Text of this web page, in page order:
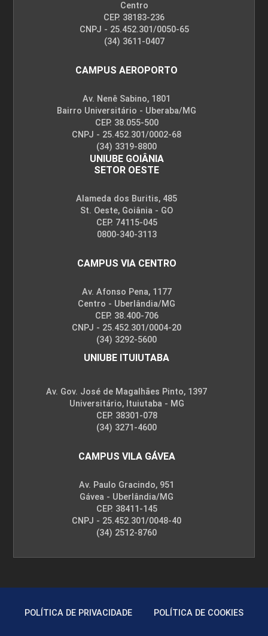
Centro
CEP. 38183-236
CNPJ - 25.452.301/0050-65
(34) 3611-0407
CAMPUS AEROPORTO
Av. Nenê Sabino, 1801
Bairro Universitário - Uberaba/MG
CEP. 38.055-500
CNPJ - 25.452.301/0002-68
(34) 3319-8800
UNIUBE GOIÂNIA
SETOR OESTE
Alameda dos Buritis, 485
St. Oeste, Goiânia - GO
CEP. 74115-045
0800-340-3113
CAMPUS VIA CENTRO
Av. Afonso Pena, 1177
Centro - Uberlândia/MG
CEP. 38.400-706
CNPJ - 25.452.301/0004-20
(34) 3292-5600
UNIUBE ITUIUTABA
Av. Gov. José de Magalhães Pinto, 1397
Universitário, Ituiutaba - MG
CEP. 38301-078
(34) 3271-4600
CAMPUS VILA GÁVEA
Av. Paulo Gracindo, 951
Gávea - Uberlândia/MG
CEP. 38411-145
CNPJ - 25.452.301/0048-40
(34) 2512-8760
POLÍTICA DE PRIVACIDADE POLÍTICA DE COOKIES